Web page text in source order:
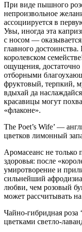
При виде пышного
непроизвольное
ассоциируется в
Увы, иногда эта
с носом —
главного
королевском
ощущения, достаточно
отборными
фруктовый, терпкий,
вдыхай да
красавицы могут
«флаконе».
The Poet’s Wife’ —
цветков лимонный
Аромасеанс не только
здоровья: после
умиротворение и
сильнейший
любви, чем розовый
может рассчитывать
Чайно-гибридная роза
цветками светло-